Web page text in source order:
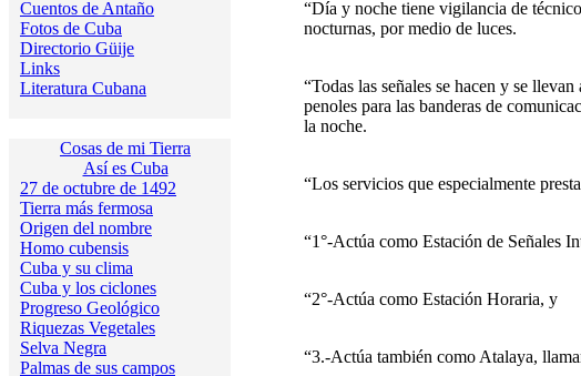
Cuentos de Antaño
Fotos de Cuba
Directorio Güije
Links
Literatura Cubana
Cosas de mi Tierra
Así es Cuba
27 de octubre de 1492
Tierra más fermosa
Origen del nombre
Homo cubensis
Cuba y su clima
Cuba y los ciclones
Progreso Geológico
Riquezas Vegetales
Selva Negra
Palmas de sus campos
“Día y noche tiene vigilancia de
nocturnas, por medio de luces.
“Todas las señales se hacen y se
penoles para las banderas de
la noche.
“Los servicios que especialmente
“1°-Actúa como Estación de Señales
“2°-Actúa como Estación Horaria, y
“3.-Actúa también como Atalaya,